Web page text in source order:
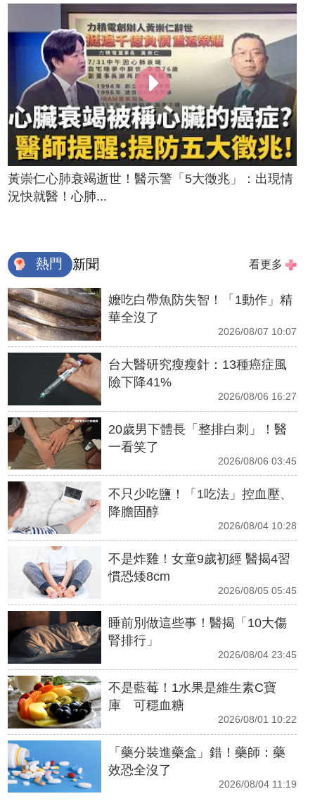
黃崇仁心肺衰竭逝世！醫示警「5大徵兆」：出現情
況快就醫！心肺...
熱門 新聞 看更多
嬤吃白帶魚防失智！「1動作」精
華全沒了
2026/08/07 10:07
台大醫研究瘦瘦針：13種癌症風
險下降41%
2026/08/06 16:27
20歲男下體長「整排白刺」！醫
一看笑了
2026/08/06 03:45
不只少吃鹽！「1吃法」控血壓、
降膽固醇
2026/08/04 10:28
不是炸雞！女童9歲初經 醫揭4習
慣恐矮8cm
2026/08/05 05:45
睡前別做這些事！醫揭「10大傷
腎排行」
2026/08/04 23:45
不是藍莓！1水果是維生素C寶
庫 可穩血糖
2026/08/01 10:22
「藥分裝進藥盒」錯！藥師：藥
效恐全沒了
2026/08/04 11:19